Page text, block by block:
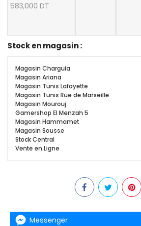
583,000 DT
Stock en magasin :
Magasin Charguia
Magasin Ariana
Magasin Tunis Lafayette
Magasin Tunis Rue de Marseille
Magasin Mourouj
Gamershop El Menzah 5
Magasin Hammamet
Magasin Sousse
Stock Central
Vente en Ligne
Messenger